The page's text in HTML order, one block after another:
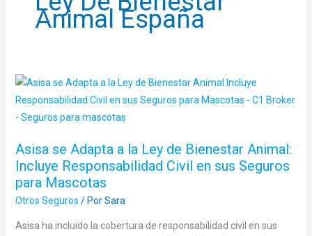
Animal España
Asisa se Adapta a la Ley de Bienestar Animal:
Incluye Responsabilidad Civil en sus Seguros
para Mascotas
Otros Seguros / PorSara
Asisa ha incluido la cobertura de responsabilidad civil en sus
Asisa
se
Adapta
la
Ley
de
Bienestar
Animal: